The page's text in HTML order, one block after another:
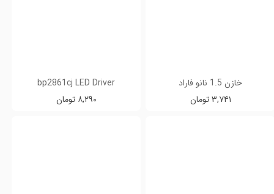
خازن 1.5 نانو فاراد
۳,۷۴۱ تومان
bp2861cj LED Driver
۸,۲۹۰ تومان